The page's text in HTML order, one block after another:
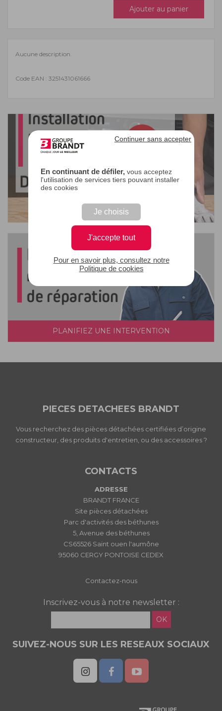
En continuant de défiler, vous acceptez
l'utilisation de services tiers pouvant installer
des cookies
Je choisis
J'accepte tout
Continuer sans accepter
Pour en savoir plus, consultez notre
Politique de cookies
Ajouter au panier
Aucune description.
Code EAN : 3251431061666
PLANIFIEZ UNE INTERVENTION
PIECES DETACHEES BRANDT
Vous recherchez des pièces détachées certifiées d’origine
constructeur, des produits d'entretien, ou des accessoires ?
CONTACTS
ADRESSE
BRANDT FRANCE
Site pièces détachées
Parc d'activités des béthunes
5, Avenue des béthunes
CS65526 Saint ouen l'aumône
95060 CERGY PONTOISE CEDEX
Contactez-nous
Inscrivez-vous à notre newsletter :
OK
SUIVEZ-NOUS SUR LES RESEAUX SOCIAUX